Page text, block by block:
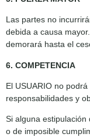
Las partes no
debida a causa
demorará hasta el
6. COMPETENCIA
El USUARIO no
responsabilidades y
Si alguna
o de imposible